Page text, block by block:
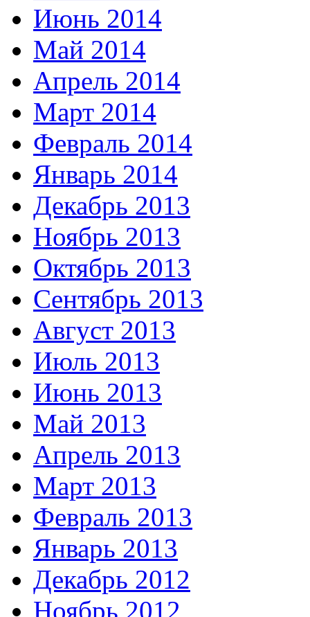
Июнь 2014
Май 2014
Апрель 2014
Март 2014
Февраль 2014
Январь 2014
Декабрь 2013
Ноябрь 2013
Октябрь 2013
Сентябрь 2013
Август 2013
Июль 2013
Июнь 2013
Май 2013
Апрель 2013
Март 2013
Февраль 2013
Январь 2013
Декабрь 2012
Ноябрь 2012